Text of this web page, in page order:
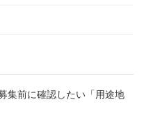
集前に確認したい「用途地